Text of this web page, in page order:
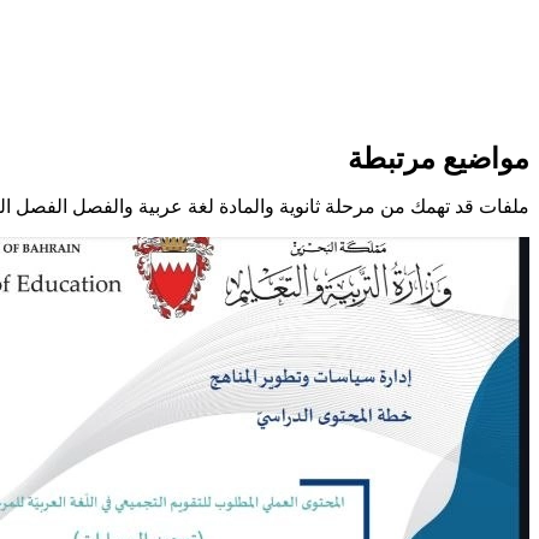
مواضيع مرتبطة
ملفات قد تهمك من مرحلة ثانوية والمادة لغة عربية والفصل الفصل